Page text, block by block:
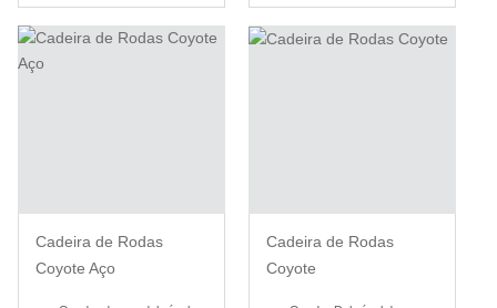
Cadeira de Rodas
Coyote Aço
Cadeira de Rodas
Coyote